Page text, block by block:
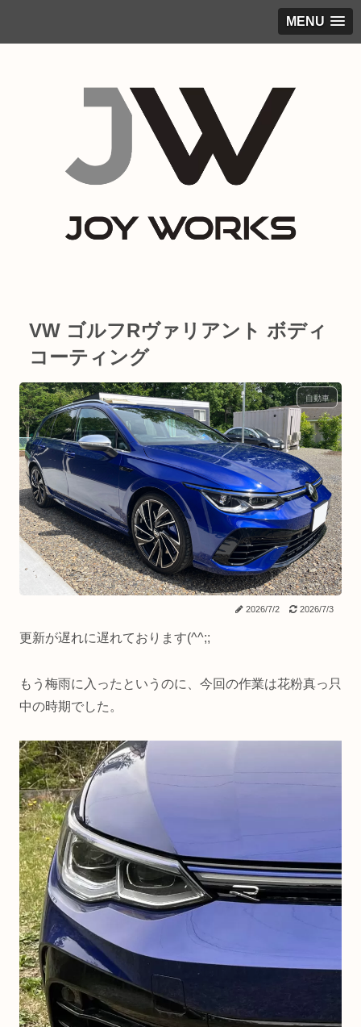
MENU
VW ゴルフRヴァリアント ボディ
コーティング
自動車
2026/7/2 2026/7/3
更新が遅れに遅れております(^^;;
もう梅雨に入ったというのに、今回の作業は花粉真っ只
中の時期でした。